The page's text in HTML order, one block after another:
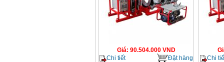
Giá: 90.504.000 VND
Chi tiết
Đặt hàng
Chi